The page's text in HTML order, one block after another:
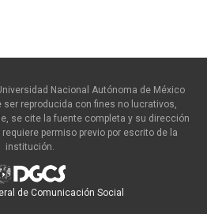
Nacional Autónoma de México
ser reproducida con fines no lucrativos,
se cite la fuente completa y su dirección
permiso previo por escrito de la
institución.
de Comunicación Social